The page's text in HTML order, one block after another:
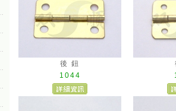
後 鈕
1044